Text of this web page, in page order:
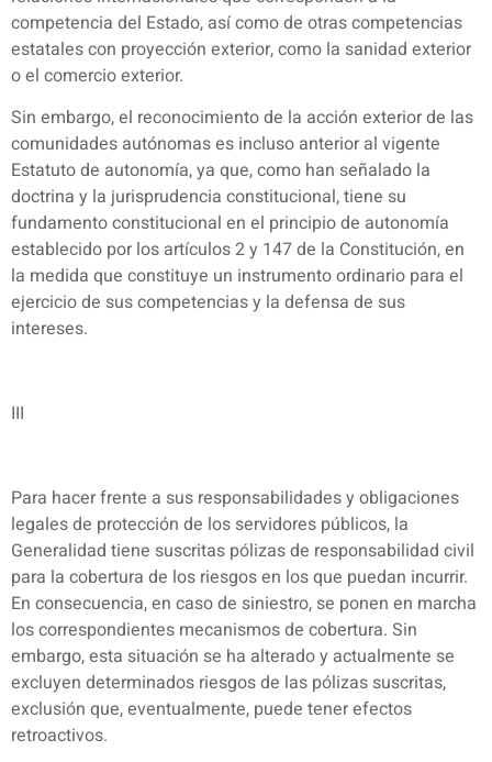
competencia del Estado, así como de otras competencias
estatales con proyección exterior, como la sanidad exterior
o el comercio exterior.
Sin embargo, el reconocimiento de la acción exterior de las
comunidades autónomas es incluso anterior al vigente
Estatuto de autonomía, ya que, como han señalado la
doctrina y la jurisprudencia constitucional, tiene su
fundamento constitucional en el principio de autonomía
establecido por los artículos 2 y 147 de la Constitución, en
la medida que constituye un instrumento ordinario para el
ejercicio de sus competencias y la defensa de sus
intereses.
III
Para hacer frente a sus responsabilidades y obligaciones
legales de protección de los servidores públicos, la
Generalidad tiene suscritas pólizas de responsabilidad civil
para la cobertura de los riesgos en los que puedan incurrir.
En consecuencia, en caso de siniestro, se ponen en marcha
los correspondientes mecanismos de cobertura. Sin
embargo, esta situación se ha alterado y actualmente se
excluyen determinados riesgos de las pólizas suscritas,
exclusión que, eventualmente, puede tener efectos
retroactivos.